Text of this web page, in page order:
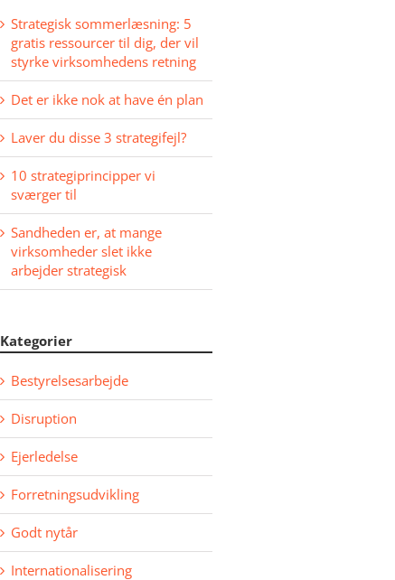
Strategisk sommerlæsning: 5
gratis ressourcer til dig, der vil
styrke virksomhedens retning
Det er ikke nok at have én plan
Laver du disse 3 strategifejl?
10 strategiprincipper vi
sværger til
Sandheden er, at mange
virksomheder slet ikke
arbejder strategisk
Kategorier
Bestyrelsesarbejde
Disruption
Ejerledelse
Forretningsudvikling
Godt nytår
Internationalisering